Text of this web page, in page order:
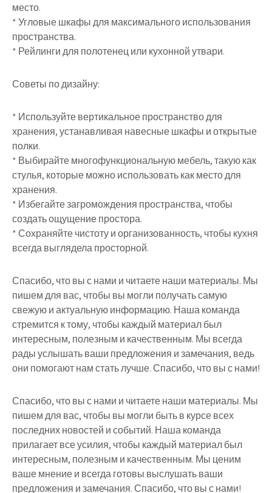
место.
* Угловые шкафы для максимального использования
пространства.
* Рейлинги для полотенец или кухонной утвари.
Советы по дизайну:
* Используйте вертикальное пространство для
хранения, устанавливая навесные шкафы и открытые
полки.
* Выбирайте многофункциональную мебель, такую как
стулья, которые можно использовать как место для
хранения.
* Избегайте загромождения пространства, чтобы
создать ощущение простора.
* Сохраняйте чистоту и организованность, чтобы кухня
всегда выглядела просторной.
Спасибо, что вы с нами и читаете наши материалы. Мы
пишем для вас, чтобы вы могли получать самую
свежую и актуальную информацию. Наша команда
стремится к тому, чтобы каждый материал был
интересным, полезным и качественным. Мы всегда
рады услышать ваши предложения и замечания, ведь
они помогают нам стать лучше. Спасибо, что вы с нами!
Спасибо, что вы с нами и читаете наши материалы. Мы
пишем для вас, чтобы вы могли быть в курсе всех
последних новостей и событий. Наша команда
прилагает все усилия, чтобы каждый материал был
интересным, полезным и качественным. Мы ценим
ваше мнение и всегда готовы выслушать ваши
предложения и замечания. Спасибо, что вы с нами!